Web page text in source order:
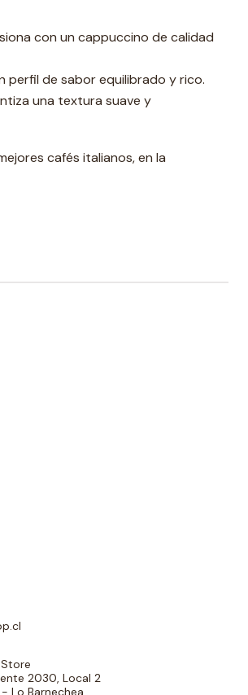
con un cappuccino de calidad
perfil de sabor equilibrado y rico.
una textura suave y
cafés italianos, en la
2030, Local 2
Lo Barnechea